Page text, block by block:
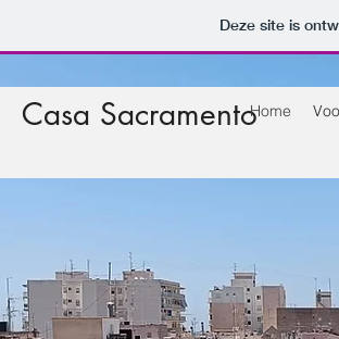
Deze site is
Casa SacramentoHome